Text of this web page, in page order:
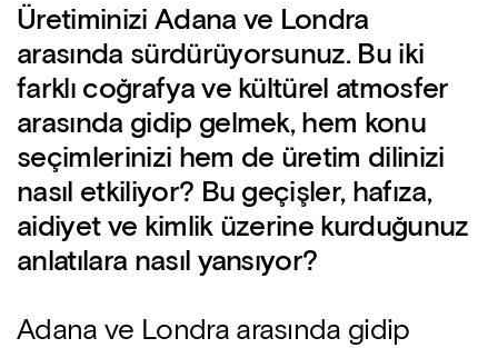
Üretiminizi Adana ve Londra
arasında sürdürüyorsunuz. Bu iki
farklı coğrafya ve kültürel atmosfer
arasında gidip gelmek, hem konu
seçimlerinizi hem de üretim dilinizi
nasıl etkiliyor? Bu geçişler, hafıza,
aidiyet ve kimlik üzerine kurduğunuz
anlatılara nasıl yansıyor?
Adana ve Londra arasında gidip